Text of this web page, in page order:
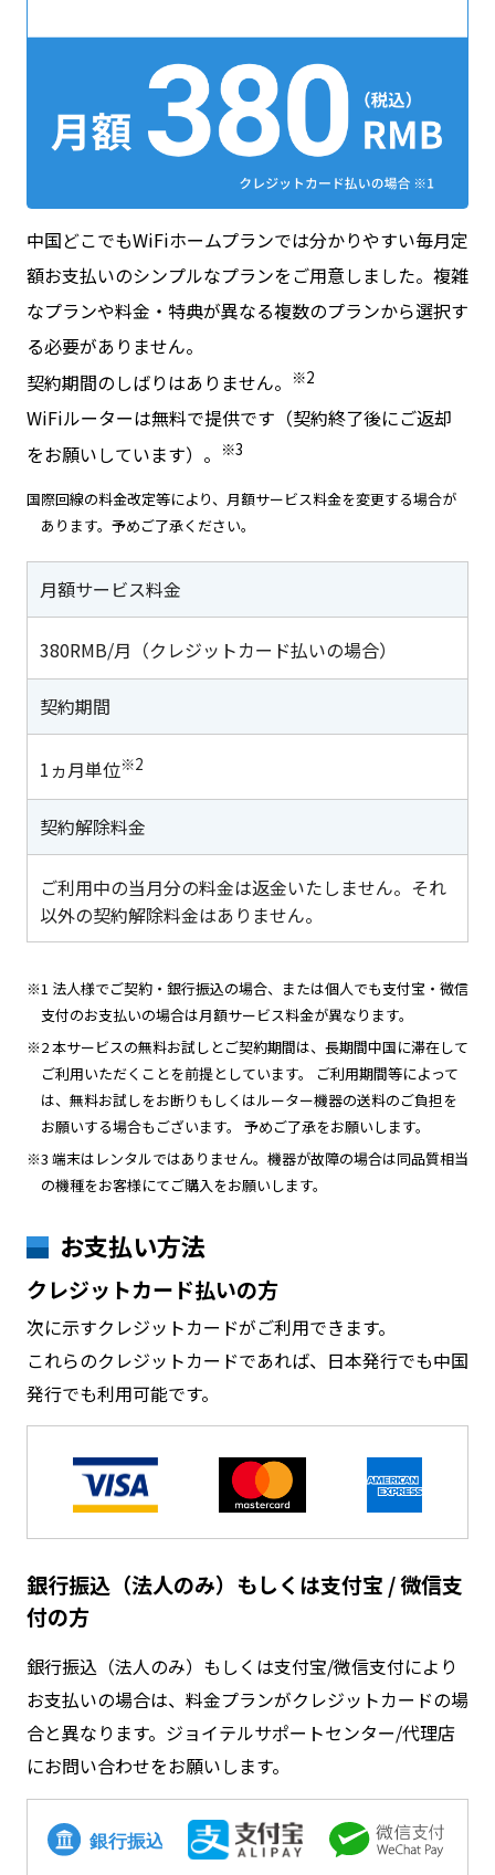
中国どこでもWiFiホームプランでは分かりやすい毎月定
額お支払いのシンプルなプランをご用意しました。複雑
なプランや料金・特典が異なる複数のプランから選択す
る必要がありません。
契約期間のしばりはありません。
※2
WiFiルーターは無料で提供です（契約終了後にご返却
をお願いしています）。
※3
国際回線の料金改定等により、月額サービス料金を変更する場合が
あります。予めご了承ください。
月額サービス料金
380RMB/月（クレジットカード払いの場合）
契約期間
1ヵ月単位※2
契約解除料金
ご利用中の当月分の料金は返金いたしません。それ
以外の契約解除料金はありません。
※1 法人様でご契約・銀行振込の場合、または個人でも支付宝・微信
支付のお支払いの場合は月額サービス料金が異なります。
※2 本サービスの無料お試しとご契約期間は、長期間中国に滞在して
ご利用いただくことを前提としています。 ご利用期間等によって
は、無料お試しをお断りもしくはルーター機器の送料のご負担を
お願いする場合もございます。 予めご了承をお願いします。
※3 端末はレンタルではありません。機器が故障の場合は同品質相当
の機種をお客様にてご購入をお願いします。
お支払い方法
クレジットカード払いの方
次に示すクレジットカードがご利用できます。
これらのクレジットカードであれば、日本発行でも中国
発行でも利用可能です。
銀行振込（法人のみ）もしくは支付宝 / 微信支
付の方
銀行振込（法人のみ）もしくは支付宝/微信支付により
お支払いの場合は、料金プランがクレジットカードの場
合と異なります。 ジョイテルサポートセンター/代理店
にお問い合わせをお願いします。